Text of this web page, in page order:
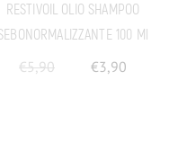
RESTIVOIL OLIO SHAMPOO
100 Ml
€5,90 €3,90